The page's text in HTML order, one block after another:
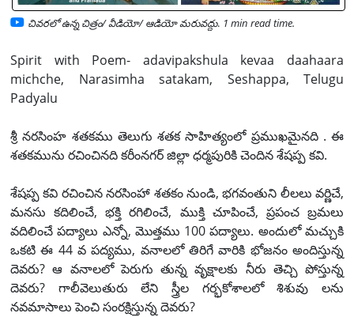
చివరలో ఉన్న చిత్రం/ వీడియో/ ఆడియో మరువద్దు. 1 min read time.
Spirit with Poem- adavipakshula kevaa daahaara
michche, Narasimha satakam, Seshappa, Telugu
Padyalu
శ్రీ నరసింహ శతకము తెలుగు శతక సాహిత్యంలో ప్రముఖమైనది . ఈ
శతకమును రచించినది కరీంనగర్ జిల్లా ధర్మపురికి చెందిన శేషప్ప కవి.
శేషప్ప కవి రచించిన నరసింహా శతకం నుండి, భగవంతుని లీలలు వర్ణిచే,
మనసు కదిలించే, భక్తి రగిలించే, ముక్తి చూపించే, ప్రపంచ బ్రమలు
వదిలించే పద్యాలు ఎన్నో, మొత్తము 100 పద్యాలు. అందులో మచ్చుకి
ఒకటి ఈ 44 వ పద్యము, వనాలలో తిరిగే వారికి భోజనం అందిస్తున్న
దెవరు? ఆ వనాలలో పెరుగు తున్న వృక్షాలకు నీరు తెచ్చి పోస్తున్న
దెవరు? గాలీవెలుతురు లేని స్త్రీల గర్భకోశాలలో శిశువు లను
నవమాసాలు పెంచి సంరక్షిస్తున్న దెవరు?